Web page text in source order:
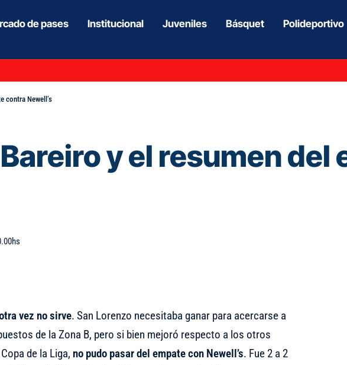
de pases Institucional Juveniles Básquet Polideportivo
contra Newell’s
y el resumen del
vez no sirve. San Lorenzo necesitaba ganar para acercarse a
de la Zona B, pero si bien mejoró respecto a los otros
de la Liga, no pudo pasar del empate con Newell’s. Fue 2 a 2